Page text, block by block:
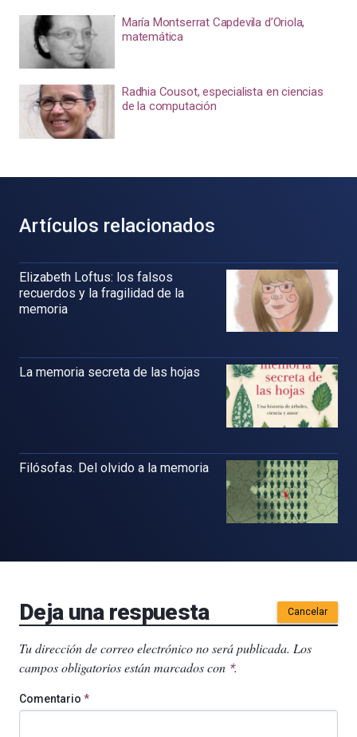
María Montserrat Capdevila d’Oriola,
matemática
Radhia Cousot, especialista en ciencias
de la computación
Artículos relacionados
Elizabeth Loftus: los falsos
recuerdos y la fragilidad de la
memoria
La memoria secreta de las hojas
Filósofas. Del olvido a la memoria
Deja una respuesta Cancelar
Tu dirección de correo electrónico no será publicada. Los
campos obligatorios están marcados con *.
Comentario *